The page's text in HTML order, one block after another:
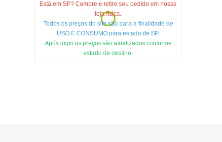
Está em SP? Compre e retire seu pedido em nossa
loja física.
Todos os preços do site são para a finalidade de
USO E CONSUMO para estado de SP.
Após login os preços são atualizados conforme
estado de destino.